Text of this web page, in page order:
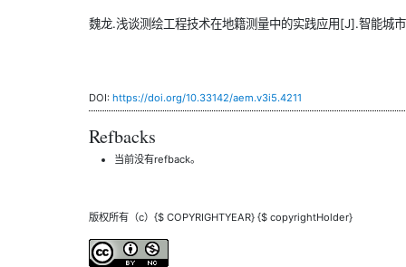
魏龙.浅谈测绘工程技术在地籍测量中的实践应用[J].智能城
DOI: https://doi.org/10.33142/aem.v3i5.4211
Refbacks
当前没有refback。
版权所有（c）{$ COPYRIGHTYEAR} {$ copyrightHolder}